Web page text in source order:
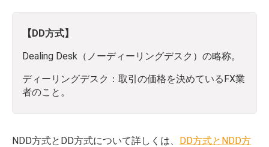
【DD方式】
Dealing Desk（ノーディーリングデスク）の略称。
ディーリングデスク：取引の価格を決めているFX業
者のこと。
NDD方式とDD方式について詳しくは、 DD方式とNDD方